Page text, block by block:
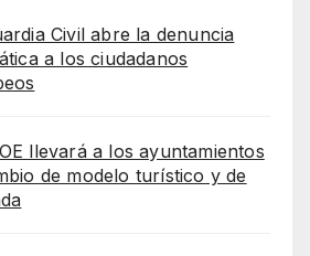
Civil abre la denuncia
a los ciudadanos
llevará a los ayuntamientos
de modelo turístico y de